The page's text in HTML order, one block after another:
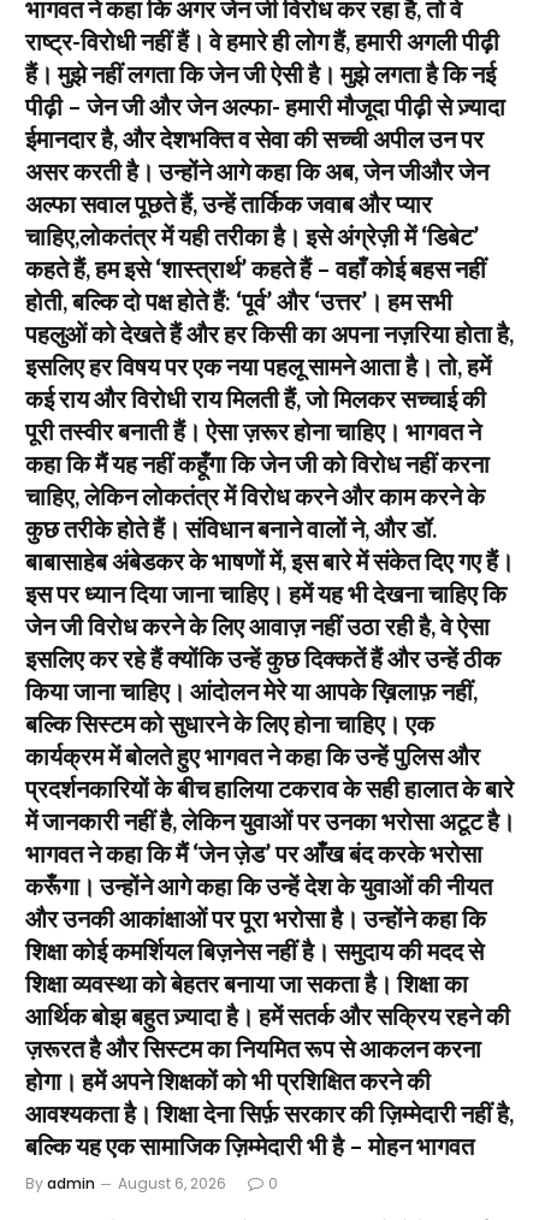
भागवत ने कहा कि अगर जेन जी विरोध कर रहा है, तो वे
राष्ट्र-विरोधी नहीं हैं। वे हमारे ही लोग हैं, हमारी अगली पीढ़ी
हैं। मुझे नहीं लगता कि जेन जी ऐसी है। मुझे लगता है कि नई
पीढ़ी – जेन जी और जेन अल्फा- हमारी मौजूदा पीढ़ी से ज़्यादा
ईमानदार है, और देशभक्ति व सेवा की सच्ची अपील उन पर
असर करती है। उन्होंने आगे कहा कि अब, जेन जीऔर जेन
अल्फा सवाल पूछते हैं, उन्हें तार्किक जवाब और प्यार
चाहिए,लोकतंत्र में यही तरीका है। इसे अंग्रेज़ी में ‘डिबेट’
कहते हैं, हम इसे ‘शास्त्रार्थ’ कहते हैं – वहाँ कोई बहस नहीं
होती, बल्कि दो पक्ष होते हैं: ‘पूर्व’ और ‘उत्तर’। हम सभी
पहलुओं को देखते हैं और हर किसी का अपना नज़रिया होता है,
इसलिए हर विषय पर एक नया पहलू सामने आता है। तो, हमें
कई राय और विरोधी राय मिलती हैं, जो मिलकर सच्चाई की
पूरी तस्वीर बनाती हैं। ऐसा ज़रूर होना चाहिए। भागवत ने
कहा कि मैं यह नहीं कहूँगा कि जेन जी को विरोध नहीं करना
चाहिए, लेकिन लोकतंत्र में विरोध करने और काम करने के
कुछ तरीके होते हैं। संविधान बनाने वालों ने, और डॉ.
बाबासाहेब अंबेडकर के भाषणों में, इस बारे में संकेत दिए गए हैं।
इस पर ध्यान दिया जाना चाहिए। हमें यह भी देखना चाहिए कि
जेन जी विरोध करने के लिए आवाज़ नहीं उठा रही है, वे ऐसा
इसलिए कर रहे हैं क्योंकि उन्हें कुछ दिक्कतें हैं और उन्हें ठीक
किया जाना चाहिए। आंदोलन मेरे या आपके ख़िलाफ़ नहीं,
बल्कि सिस्टम को सुधारने के लिए होना चाहिए। एक
कार्यक्रम में बोलते हुए भागवत ने कहा कि उन्हें पुलिस और
प्रदर्शनकारियों के बीच हालिया टकराव के सही हालात के बारे
में जानकारी नहीं है, लेकिन युवाओं पर उनका भरोसा अटूट है।
भागवत ने कहा कि मैं ‘जेन ज़ेड’ पर आँख बंद करके भरोसा
करूँगा। उन्होंने आगे कहा कि उन्हें देश के युवाओं की नीयत
और उनकी आकांक्षाओं पर पूरा भरोसा है। उन्होंने कहा कि
शिक्षा कोई कमर्शियल बिज़नेस नहीं है। समुदाय की मदद से
शिक्षा व्यवस्था को बेहतर बनाया जा सकता है। शिक्षा का
आर्थिक बोझ बहुत ज़्यादा है। हमें सतर्क और सक्रिय रहने की
ज़रूरत है और सिस्टम का नियमित रूप से आकलन करना
होगा। हमें अपने शिक्षकों को भी प्रशिक्षित करने की
आवश्यकता है। शिक्षा देना सिर्फ़ सरकार की ज़िम्मेदारी नहीं है,
बल्कि यह एक सामाजिक ज़िम्मेदारी भी है – मोहन भागवत
Byadmin August 6, 2026 0